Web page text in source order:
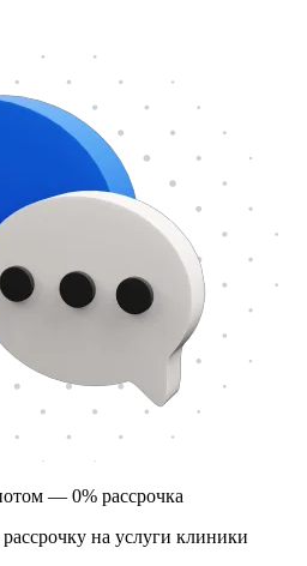
— 0% рассрочка
на услуги клиники